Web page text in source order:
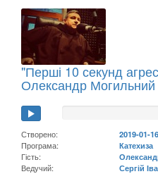
"Перші 10 секунд
Олександр Могильний
Створено:
2019-01-
Програма:
Катехиза
Гість:
Ведучий:
Сергій